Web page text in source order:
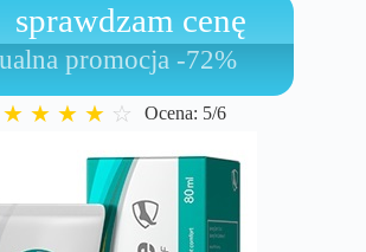
sprawdzam cenę
promocja -72%
★ ★ ★ ★ ☆ Ocena: 5/6